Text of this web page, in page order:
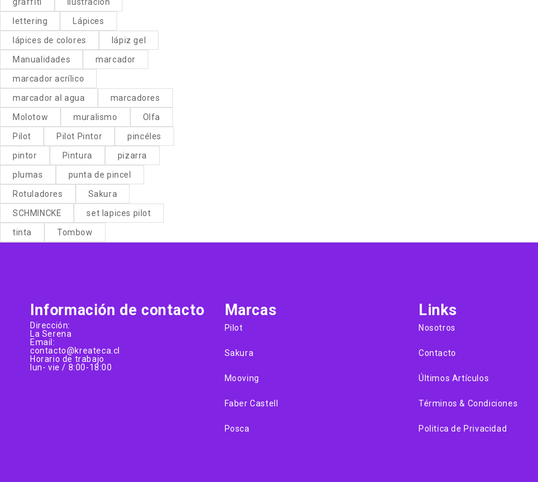
lettering
Lápices
lápices de colores
lápiz gel
Manualidades
marcador
marcador acrílico
marcador al agua
marcadores
Molotow
muralismo
Olfa
Pilot
Pilot Pintor
pincéles
pintor
Pintura
pizarra
plumas
punta de pincel
Rotuladores
Sakura
SCHMINCKE
set lapices pilot
tinta
Tombow
Información de contacto
Dirección:
La Serena
Email:
contacto@kreateca.cl
Horario de trabajo
lun- vie / 8:00-18:00
Marcas
Pilot
Sakura
Mooving
Faber Castell
Posca
Links
Nosotros
Contacto
Últimos Artículos
Términos & Condiciones
Politica de Privacidad